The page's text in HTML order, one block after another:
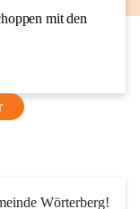
mit den
Wörterberg!